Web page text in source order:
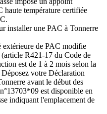
haute température certifiée
installer une PAC à Tonnerre
de PAC modifie
R421-17 du Code de
est de 1 à 2 mois selon la
votre Déclaration
avant le début des
est disponible en
indiquant l'emplacement de